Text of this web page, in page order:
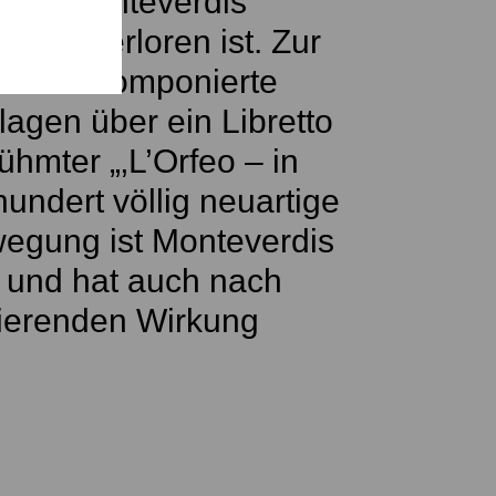
verloren ist. Zur
komponierte
über ein Libretto
„‚L’Orfeo – in
völlig neuartige
ist Monteverdis
hat auch nach
Wirkung